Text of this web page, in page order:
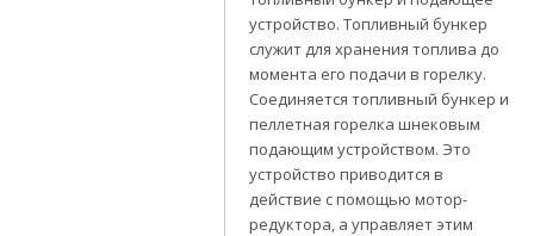
устройство. Топливный бункер
служит для хранения топлива до
момента его подачи в горелку.
Соединяется топливный бункер и
пеллетная горелка шнековым
подающим устройством. Это
устройство приводится в
действие с помощью мотор-
редуктора, а управляет этим